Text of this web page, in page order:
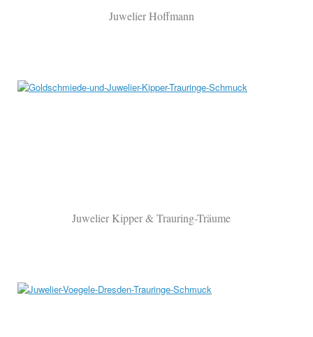
Juwelier Hoffmann
Juwelier Kipper & Trauring-Träume